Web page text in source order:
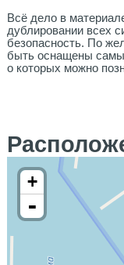
Всё дело в
дублировании всех
безопасность. По
быть оснащены
о которых можно
+
-